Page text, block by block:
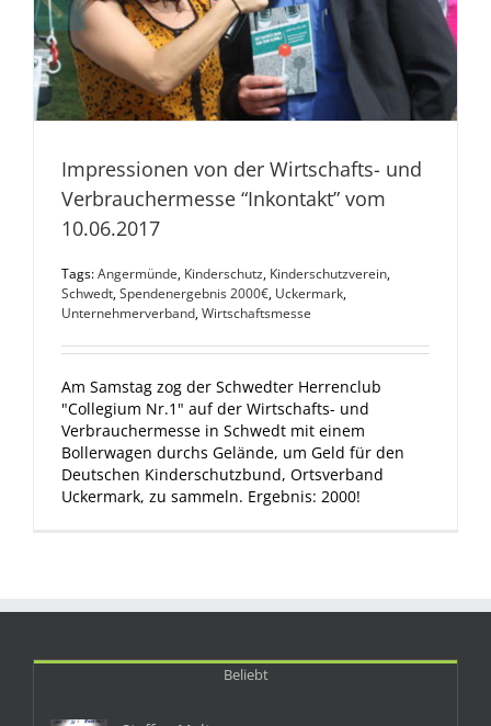
Impressionen von der Wirtschafts- und
Verbrauchermesse “Inkontakt” vom
10.06.2017
Tags:Angermünde, Kinderschutz, Kinderschutzverein,
Schwedt,Spendenergebnis 2000€, Uckermark,
Unternehmerverband,Wirtschaftsmesse
Am Samstag zog der Schwedter Herrenclub
"Collegium Nr.1" auf der Wirtschafts- und
Verbrauchermesse in Schwedt mit einem
Bollerwagen durchs Gelände, um Geld für den
Deutschen Kinderschutzbund, Ortsverband
Uckermark, zu sammeln. Ergebnis: 2000!
Beliebt